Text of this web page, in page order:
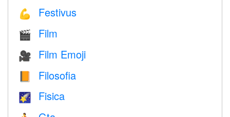
💪 Festivus
🎬 Film
🎥 Film Emoji
📙 Filosofia
🌠 Fisica